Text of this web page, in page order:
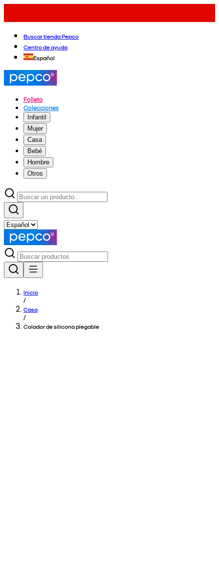
Buscar tienda Pepco
Centro de ayuda
Español
Folleto
Colecciones
Infantil
Mujer
Casa
Bebé
Hombre
Otros
Inicio
/
Casa
/
Colador de silicona plegable